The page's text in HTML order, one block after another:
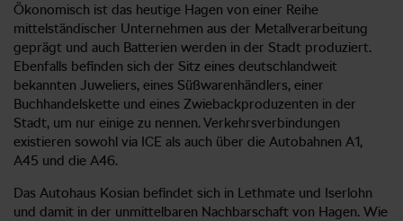
Ökonomisch ist das heutige Hagen von einer Reihe
mittelständischer Unternehmen aus der Metallverarbeitung
geprägt und auch Batterien werden in der Stadt produziert.
Ebenfalls befinden sich der Sitz eines deutschlandweit
bekannten Juweliers, eines Süßwarenhändlers, einer
Buchhandelskette und eines Zwiebackproduzenten in der
Stadt, um nur einige zu nennen. Verkehrsverbindungen
existieren sowohl via ICE als auch über die Autobahnen A1,
A45 und die A46.
Das Autohaus Kosian befindet sich in Lethmate und Iserlohn
und damit in der unmittelbaren Nachbarschaft von Hagen. Wie